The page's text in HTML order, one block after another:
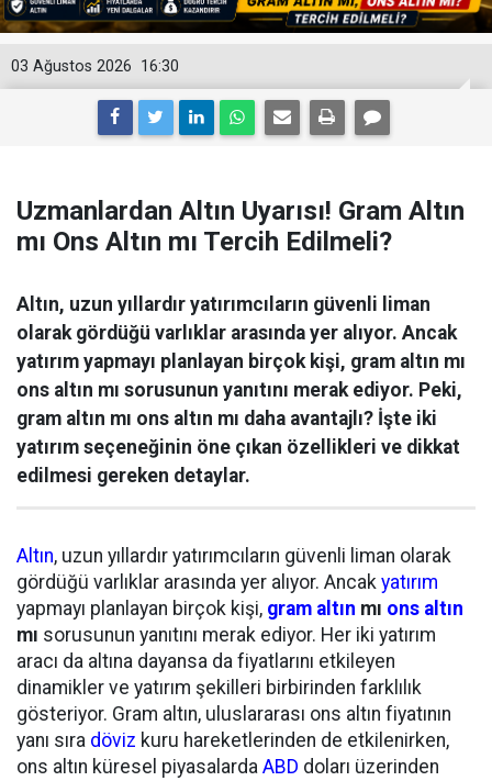
16:30
03 Ağustos 2026
Uzmanlardan Altın Uyarısı! Gram Altın
mı Ons Altın mı Tercih Edilmeli?
Altın, uzun yıllardır yatırımcıların güvenli liman
olarak gördüğü varlıklar arasında yer alıyor. Ancak
yatırım yapmayı planlayan birçok kişi, gram altın mı
ons altın mı sorusunun yanıtını merak ediyor. Peki,
gram altın mı ons altın mı daha avantajlı? İşte iki
yatırım seçeneğinin öne çıkan özellikleri ve dikkat
edilmesi gereken detaylar.
Altın, uzun yıllardır yatırımcıların güvenli liman olarak
gördüğü varlıklar arasında yer alıyor. Ancak yatırım
yapmayı planlayan birçok kişi, gram altın mı ons altın
mı sorusunun yanıtını merak ediyor. Her iki yatırım
aracı da altına dayansa da fiyatlarını etkileyen
dinamikler ve yatırım şekilleri birbirinden farklılık
gösteriyor. Gram altın, uluslararası ons altın fiyatının
yanı sıra döviz kuru hareketlerinden de etkilenirken,
ons altın küresel piyasalarda ABD doları üzerinden